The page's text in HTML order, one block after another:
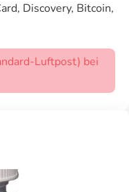
Discovery, Bitcoin,
Luftpost) bei